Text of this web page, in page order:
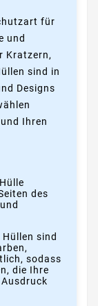
für
und
Kratzern,
sind in
Designs
Ihren
des
Hüllen sind
sodass
die Ihre